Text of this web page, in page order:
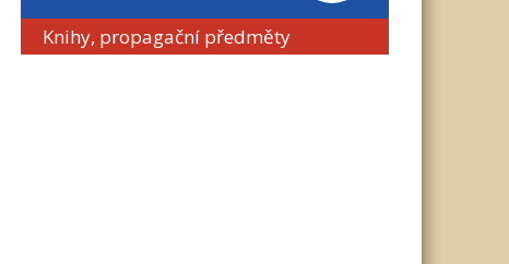
Knihy, propagační předměty